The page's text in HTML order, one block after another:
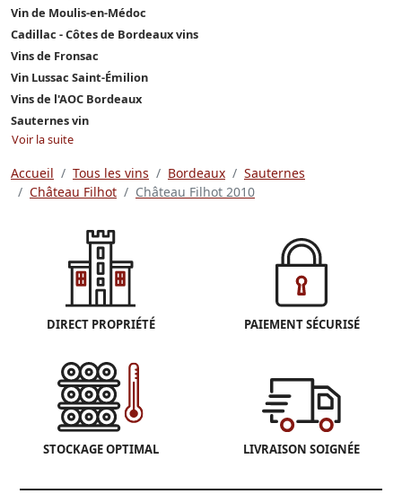
Vin de Moulis-en-Médoc
Cadillac - Côtes de Bordeaux vins
Vins de Fronsac
Vin Lussac Saint-Émilion
Vins de l'AOC Bordeaux
Sauternes vin
Voir la suite
Accueil Tous les vins Bordeaux
Sauternes
Château Filhot
Château Filhot 2010
DIRECT PROPRIÉTÉ PAIEMENT SÉCURISÉ
STOCKAGE OPTIMAL LIVRAISON SOIGNÉE